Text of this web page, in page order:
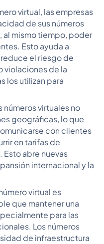
virtual, las empresas
de sus números
al mismo tiempo, poder
Esto ayuda a
el riesgo de
violaciones de la
los utilizan para
números virtuales no
geográficas, lo que
con clientes
en tarifas de
abre nuevas
internacional y la
virtual es
que mantener una
para las
Los números
de infraestructura